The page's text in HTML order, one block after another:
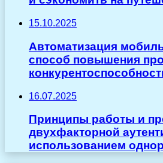
15.10.2025
Автоматизация
способ повышения
16.07.2025
Принципы работы и
двухфакторной
использованием